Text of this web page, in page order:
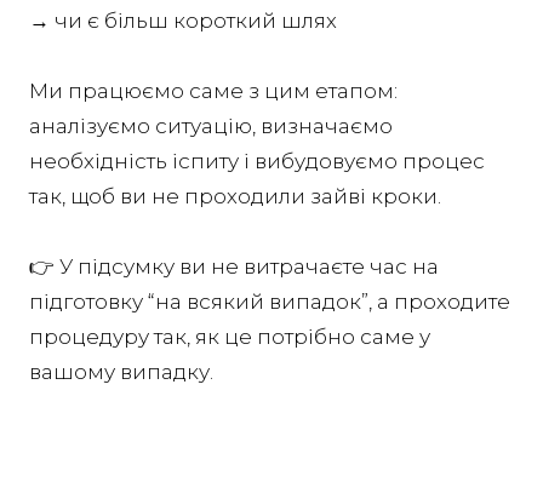
→ чи є більш короткий шлях
Ми працюємо саме з цим етапом:
аналізуємо ситуацію, визначаємо
необхідність іспиту і вибудовуємо процес
так, щоб ви не проходили зайві кроки.
👉 У підсумку ви не витрачаєте час на
підготовку “на всякий випадок”, а проходите
процедуру так, як це потрібно саме у
вашому випадку.